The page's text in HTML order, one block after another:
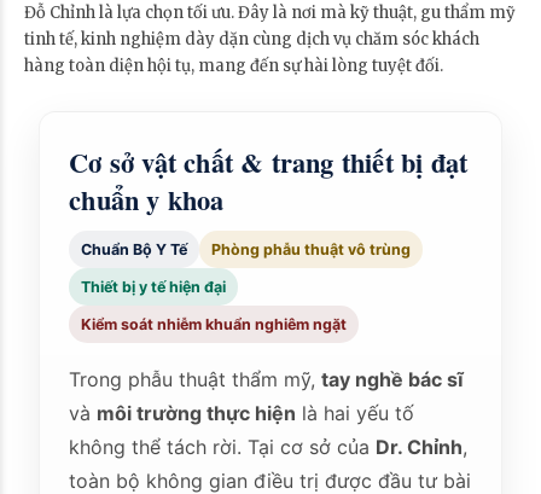
Đỗ Chỉnh là lựa chọn tối ưu. Đây là nơi mà kỹ thuật, gu thẩm mỹ
tinh tế, kinh nghiệm dày dặn cùng dịch vụ chăm sóc khách
hàng toàn diện hội tụ, mang đến sự hài lòng tuyệt đối.
Cơ sở vật chất & trang thiết bị đạt
chuẩn y khoa
Chuẩn Bộ Y Tế Phòng phẫu thuật vô trùng
Thiết bị y tế hiện đại
Kiểm soát nhiễm khuẩn nghiêm ngặt
Trong phẫu thuật thẩm mỹ,tay nghề bác sĩ
và môi trường thực hiện là hai yếu tố
không thể tách rời. Tại cơ sở của Dr. Chỉnh,
toàn bộ không gian điều trị được đầu tư bài